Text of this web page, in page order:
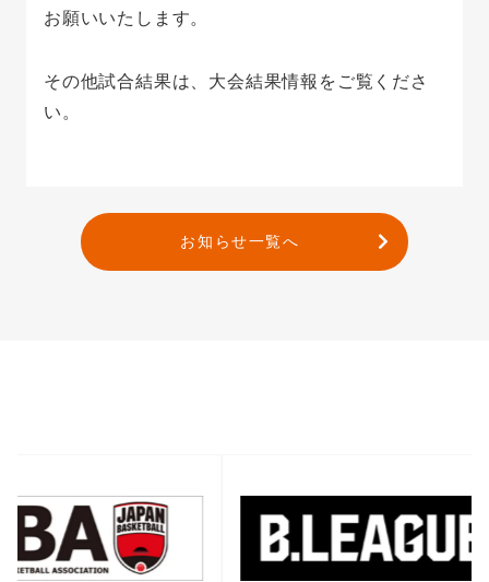
お願いいたします。
その他試合結果は、大会結果情報をご覧くださ
い。
お知らせ一覧へ